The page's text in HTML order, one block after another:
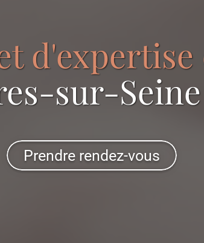
sur-Seine
Prendre rendez-vous